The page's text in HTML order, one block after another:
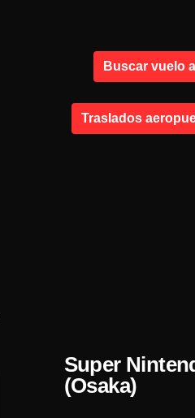
Buscar vuelo
Traslados
Super
(Osaka)